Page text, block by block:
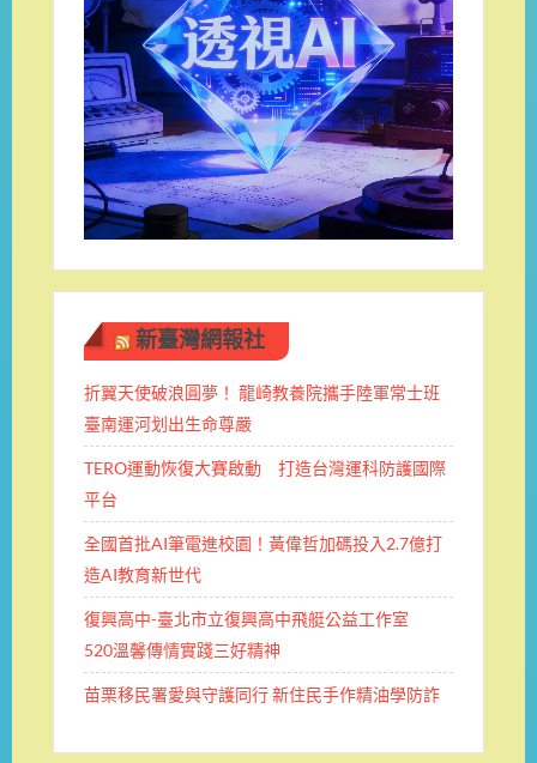
新臺灣網報社
折翼天使破浪圓夢！ 龍崎教養院攜手陸軍常士班 ​
臺南運河划出生命尊嚴
TERO運動恢復大賽啟動 打造台灣運科防護國際
平台
全國首批AI筆電進校園！黃偉哲加碼投入2.7億打
造AI教育新世代
復興高中-臺北市立復興高中飛艇公益工作室
520溫馨傳情實踐三好精神
苗栗移民署愛與守護同行 新住民手作精油學防詐